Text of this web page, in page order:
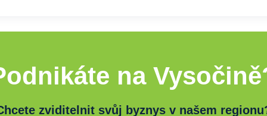
na
zviditelnit svůj byznys v našem